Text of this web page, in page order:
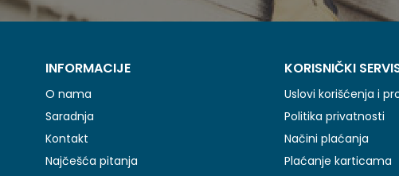
INFORMACIJE
O nama
Saradnja
Kontakt
Najčešća pitanja
KORISNIČKI
Uslovi korišćenja i
Politika privatnosti
Načini plaćanja
Plaćanje karticama